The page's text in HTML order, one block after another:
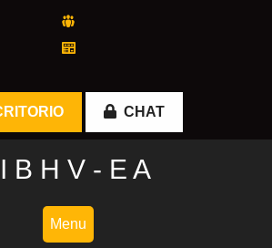
CHAT
I B H V - E A
Menu